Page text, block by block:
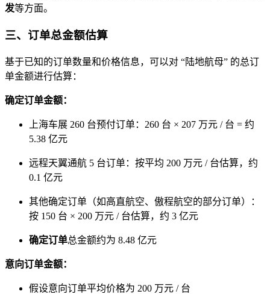
发等方面。
三、订单总金额估算
基于已知的订单数量和价格信息，可以对 “陆地航母” 的总订
单金额进行估算：
确定订单金额：
上海车展 260 台预付订单：260 台 × 207 万元 / 台 = 约
5.38 亿元
远程天翼通航 5 台订单：按平均 200 万元 / 台估算，约
0.1 亿元
其他确定订单（如高直航空、傲程航空的部分订单）：
按 150 台 × 200 万元 / 台估算，约 3 亿元
确定订单总金额约为 8.48 亿元
意向订单金额：
假设意向订单平均价格为 200 万元 / 台